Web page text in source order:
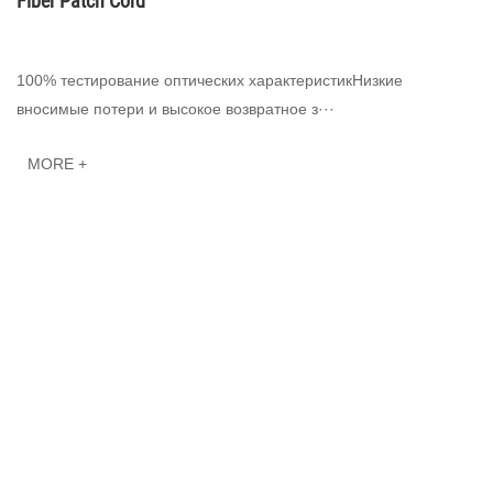
100% тестирование оптических характеристикНизкие
вносимые потери и высокое возвратное з···
MORE +